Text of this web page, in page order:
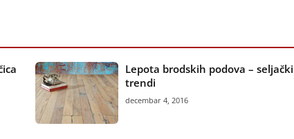
Lepota brodskih podova –
trendi
decembar 4, 2016